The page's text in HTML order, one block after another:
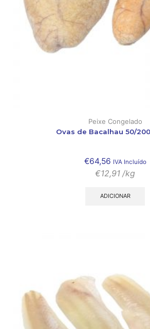
Peixe Congelado
Ovas de Bacalhau 50/
€64,56 IVA Incluído
€12,91 /kg
ADICIONAR